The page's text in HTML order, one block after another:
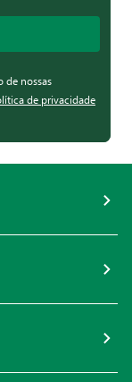
de nossas
de privacidade